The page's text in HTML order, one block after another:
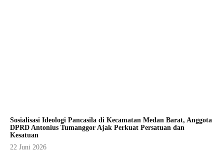
Sosialisasi Ideologi Pancasila di Kecamatan Medan Barat, Anggota
DPRD Antonius Tumanggor Ajak Perkuat Persatuan dan
Kesatuan
22 Juni 2026